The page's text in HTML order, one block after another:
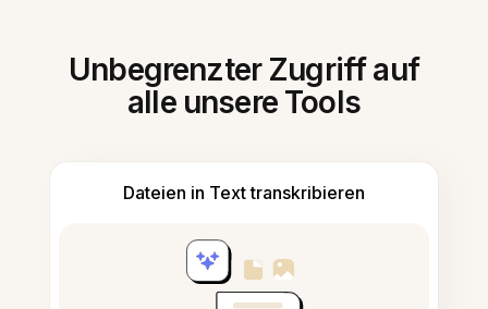
Unbegrenzter Zugriff auf
alle unsere Tools
Dateien in Text transkribieren